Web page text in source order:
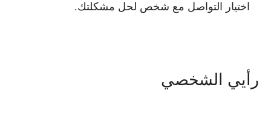
اختيار التواصل مع شخص لحل مشكلتك.
رأيي الشخصي